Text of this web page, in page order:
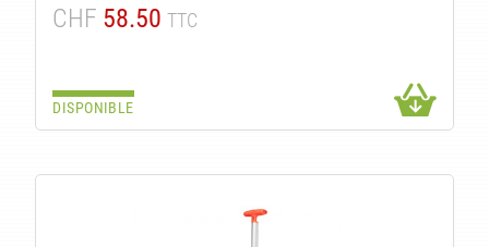
CHF 58.50 TTC
DISPONIBLE